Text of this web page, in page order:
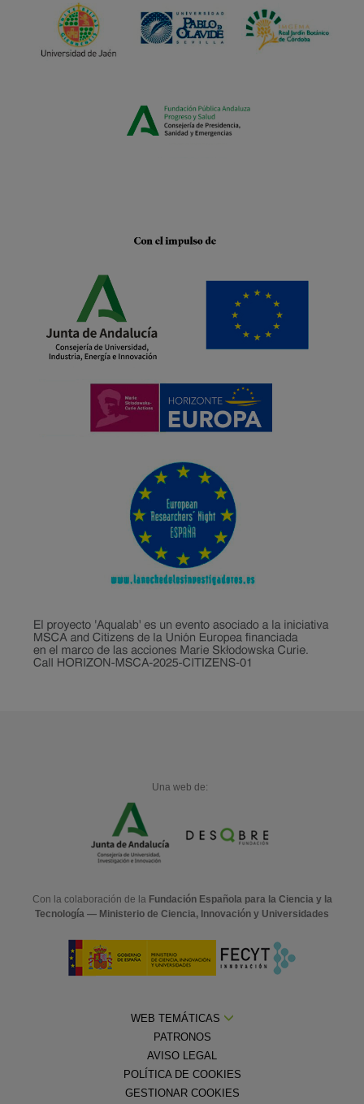
Una web de:
Con la colaboración de la Fundación Española para la Ciencia y la
Tecnología — Ministerio de Ciencia, Innovación y Universidades
WEB TEMÁTICAS
PATRONOS
AVISO LEGAL
POLÍTICA DE COOKIES
GESTIONAR COOKIES